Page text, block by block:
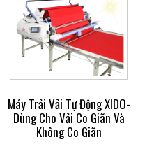
Máy Trải Vải Tự Động XIDO-
Dùng Cho Vải Co Giãn Và
Không Co Giãn